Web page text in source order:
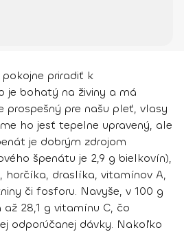
priradiť k
je bohatý na živiny a má
prospešný pre našu pleť, vlasy
ho jesť tepelne upravený, ale
je dobrým zdrojom
špenátu je 2,9 g bielkovín),
horčíka, draslíka, vitamínov A,
či fosforu. Navyše, v 100 g
28,1 g vitamínu C, čo
odporúčanej dávky. Nakoľko